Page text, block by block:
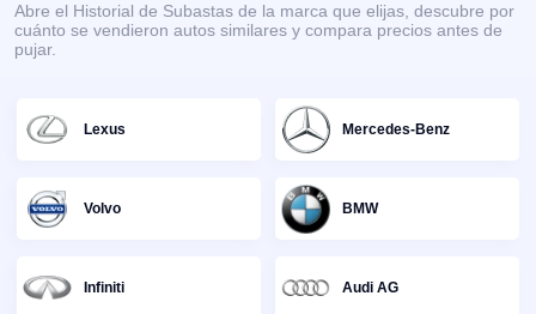
Abre el Historial de Subastas de la marca que elijas, descubre por
cuánto se vendieron autos similares y compara precios antes de
pujar.
Lexus Mercedes-Benz
Volvo BMW
Infiniti Audi AG